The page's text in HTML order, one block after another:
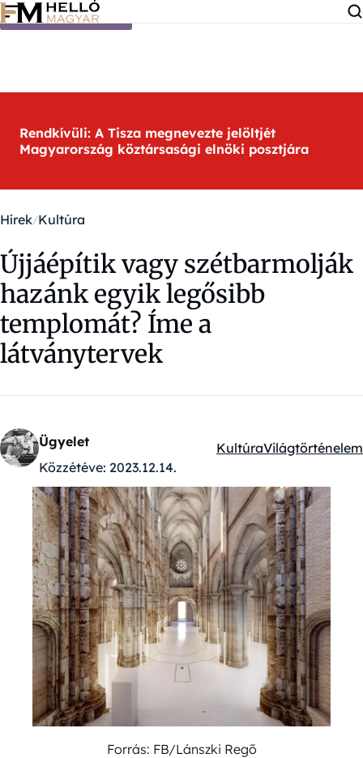
Ugrás a tartalomra
Rendkívüli: A Tisza megnevezte jelöltjét
Magyarország köztársasági elnöki posztjára
Hírek Kultúra
Újjáépítik vagy szétbarmolják
hazánk egyik legősibb
templomát? Íme a
látványtervek
Ügyelet
Közzétéve: 2023.12.14.
Kategóriák:
KultúraVilágtörténelem
Forrás: FB/Lánszki Regő